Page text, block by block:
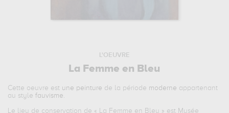
L'OEUVRE
La Femme en Bleu
Cette oeuvre est une peinture de la période moderne appartenant
au stylefauvisme.
Le lieu de conservation de « La Femme en Bleu » est Musée